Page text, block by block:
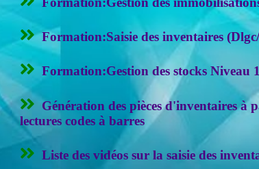
Formation:Saisie des inventaires
Formation:Gestion des stocks Niveau
Génération des pièces d'inventaires à
lectures codes à barres
Liste des vidéos sur la saisie des